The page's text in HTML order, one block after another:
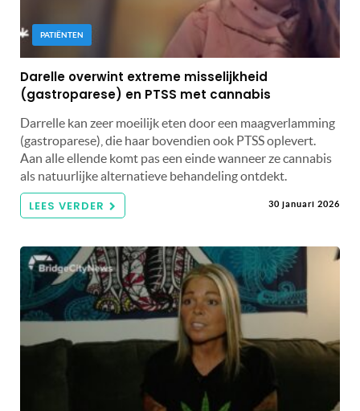
PATIËNTEN
Darelle overwint extreme misselijkheid
(gastroparese) en PTSS met cannabis
Darrelle kan zeer moeilijk eten door een maagverlamming
(gastroparese), die haar bovendien ook PTSS oplevert.
Aan alle ellende komt pas een einde wanneer ze cannabis
als natuurlijke alternatieve behandeling ontdekt.
LEES VERDER 30 januari 2026